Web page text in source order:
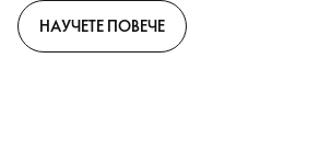
НАУЧЕТЕ ПОВЕЧЕ